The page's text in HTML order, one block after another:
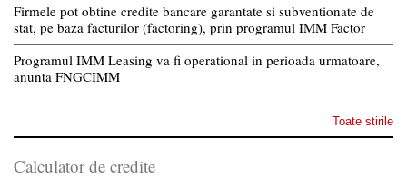
Firmele pot obtine credite bancare garantate si subventionate de
stat, pe baza facturilor (factoring), prin programul IMM Factor
Programul IMM Leasing va fi operational in perioada urmatoare,
anunta FNGCIMM
Toate stirile
Calculator de credite